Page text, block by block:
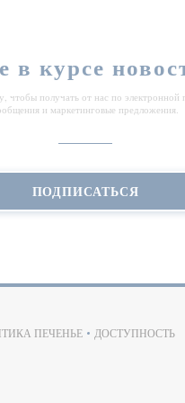
в курсе
чтобы получать от нас по электронной
и маркетинговые предложения.
ПОДПИСАТЬСЯ
ПЕЧЕНЬЕ
((ОТКРЫВАЕТСЯ В НОВОМ
ДОСТУПНОСТЬ